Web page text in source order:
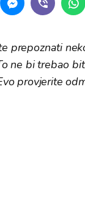
prepoznati
ne bi trebao
provjerite